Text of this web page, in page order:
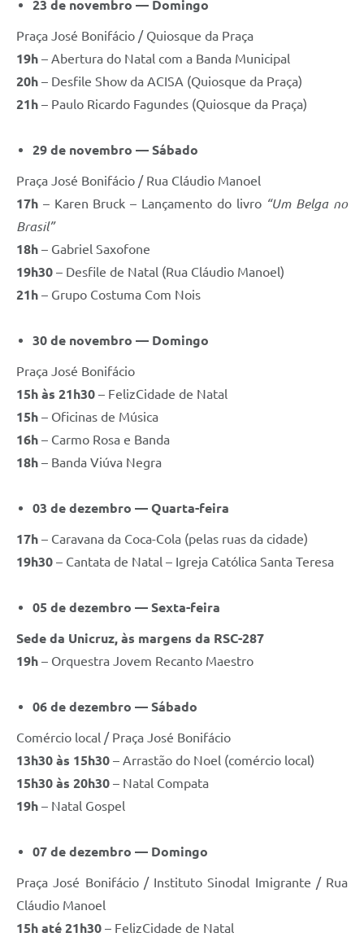
23 de novembro — Domingo
Praça José Bonifácio / Quiosque da Praça
19h – Abertura do Natal com a Banda Municipal
20h – Desfile Show da ACISA (Quiosque da Praça)
21h – Paulo Ricardo Fagundes (Quiosque da Praça)
29 de novembro — Sábado
Praça José Bonifácio / Rua Cláudio Manoel
17h – Karen Bruck – Lançamento do livro “Um Belga no
Brasil”
18h – Gabriel Saxofone
19h30 – Desfile de Natal (Rua Cláudio Manoel)
21h – Grupo Costuma Com Nois
30 de novembro — Domingo
Praça José Bonifácio
15h às 21h30 – FelizCidade de Natal
15h – Oficinas de Música
16h – Carmo Rosa e Banda
18h – Banda Viúva Negra
03 de dezembro — Quarta-feira
17h – Caravana da Coca-Cola (pelas ruas da cidade)
19h30 – Cantata de Natal – Igreja Católica Santa Teresa
05 de dezembro — Sexta-feira
Sede da Unicruz, às margens da RSC-287
19h – Orquestra Jovem Recanto Maestro
06 de dezembro — Sábado
Comércio local / Praça José Bonifácio
13h30 às 15h30 – Arrastão do Noel (comércio local)
15h30 às 20h30 – Natal Compata
19h – Natal Gospel
07 de dezembro — Domingo
Praça José Bonifácio / Instituto Sinodal Imigrante / Rua
Cláudio Manoel
15h até 21h30 – FelizCidade de Natal